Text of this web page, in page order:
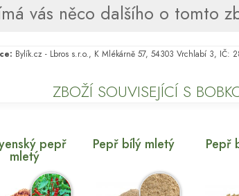
vás něco dalšího o tomto
Bylík.cz - Lbros s.r.o., K Mlékárně 57, 54303 Vrchlabí 3, IČ:
ZBOŽÍ SOUVISEJÍCÍ S
pepř
mletý
Pepř bílý mletý Pepř